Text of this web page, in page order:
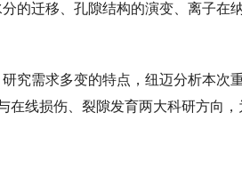
的迁移、孔隙结构的演变、离子在
究需求多变的特点，纽迈分析本次
线损伤、裂隙发育两大科研方向